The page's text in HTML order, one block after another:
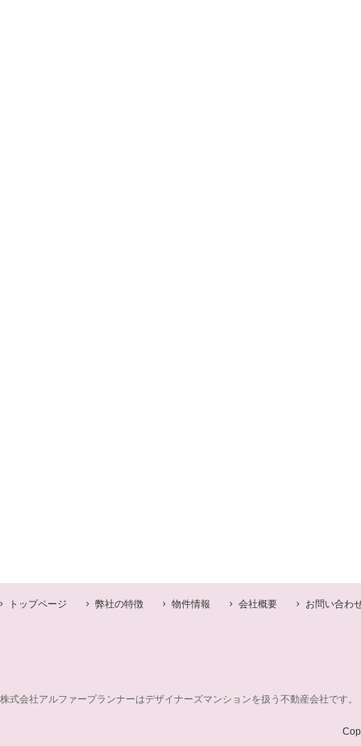
トップページ 弊社の特徴 物件情報 会社概要 お問い合わ
株式会社アルファープランナーはデザイナーズマンションを扱う不動産会社です。